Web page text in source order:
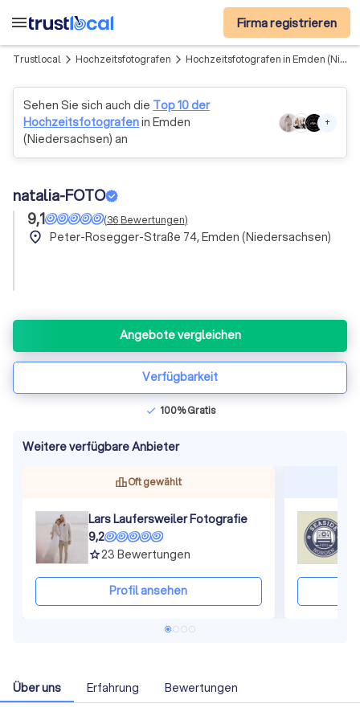
menu Firma registrieren
Trustlocal arrow_forward_ios Hochzeitsfotografen arrow_forward_ios Hochzeitsfotografen in Emden (Niedersachsen)
Sehen Sie sich auch die Top 10 der
Hochzeitsfotografenin Emden
(Niedersachsen) an
+
natalia-FOTO
9,1
(36Bewertungen)
place Peter-Rosegger-Straße 74, Emden (Niedersachsen)
Angebote vergleichen
Verfügbarkeit
check 100% Gratis
Weitere verfügbare Anbieter
Oft gewählt
Lars Laufersweiler Fotografie
9,2
grade23 Bewertungen
Profil ansehen
Über uns Erfahrung Bewertungen